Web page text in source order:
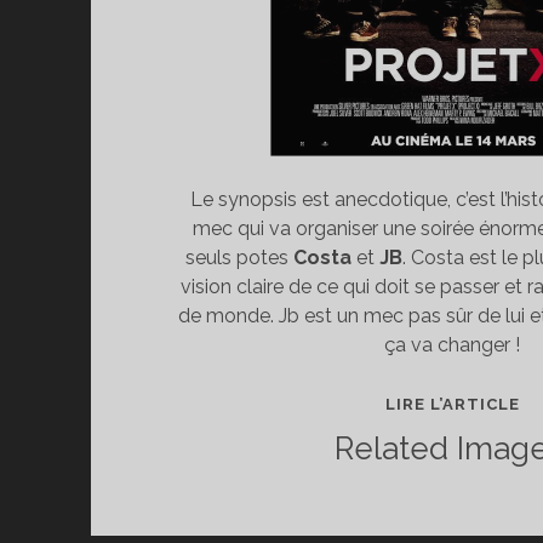
Le synopsis est anecdotique, c’est
mec qui va organiser une soirée
seuls potes Costa etJB. Costa est le
vision claire de ce qui doit se passer et
de monde. Jb est un mec pas sûr de lui
ça va changer !
LIRE L’ARTICLE
Related